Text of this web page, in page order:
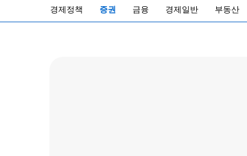
경제정책 증권 금융 경제일반 부동산